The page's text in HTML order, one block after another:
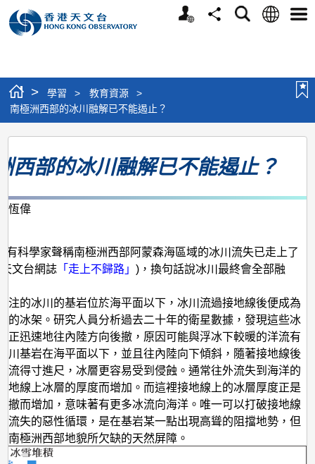
個
分
搜
語
選
> 學習 > 教育資源
>
南極洲西部的冰川融解已不能遏止？
南
極
西
的
冰
川
融
解
已
不
能
遏
止？
西部的冰川融解已不能遏止？
恆偉
有科學家聲稱南極洲西部阿蒙森海區域的冰川流失已走上了
文台網誌 「走上不歸路」)，換句話說冰川最終會全部融
注的冰川的基岩位於海平面以下，冰川流過接地線後便成為
的冰架。研究人員分析過去二十年的衛星數據，發現這些冰
正迅速地往內陸方向後撤，原因可能與浮冰下較暖的洋流有
川基岩在海平面以下，並且往內陸向下傾斜，隨著接地線後
流得寸進尺，冰層更容易受到侵蝕。通常往外流失到海洋的
地線上冰層的厚度而增加。而這裡接地線上的冰層厚度正是
撤而增加，意味著有更多冰流向海洋。唯一可以打破接地線
流失的惡性循環，是在基岩某一點出現高聳的阻擋地勢，但
南極洲西部地貌所欠缺的天然屏障。